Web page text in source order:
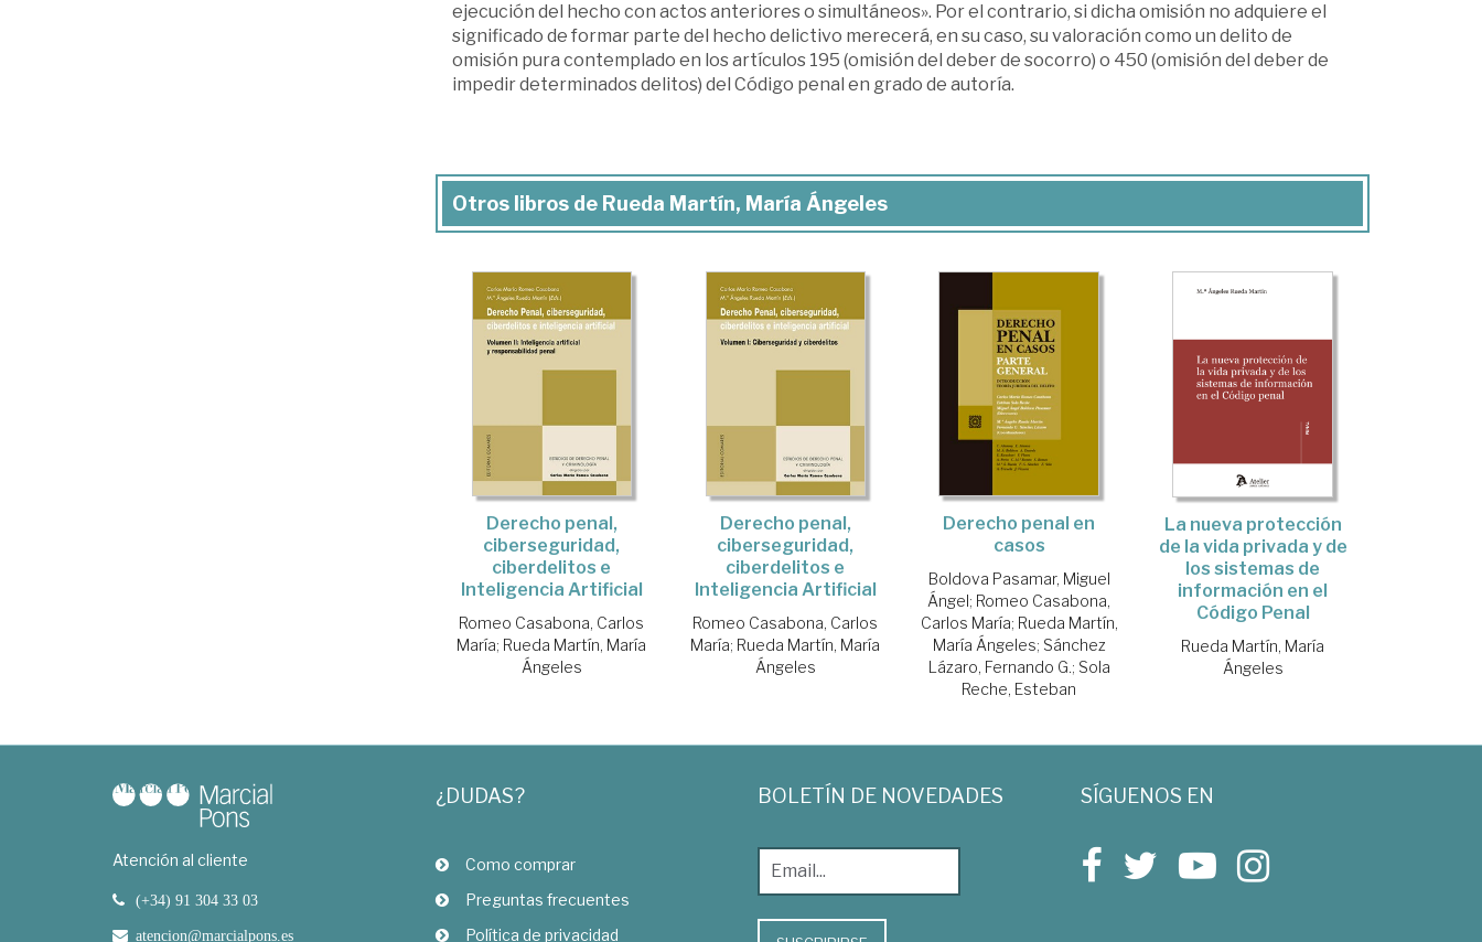
ejecución del hecho con actos anteriores o simultáneos». Por el contrario, si dicha omisión no adquiere el
significado de formar parte del hecho delictivo merecerá, en su caso, su valoración como un delito de
omisión pura contemplado en los artículos 195 (omisión del deber de socorro) o 450 (omisión del deber de
impedir determinados delitos) del Código penal en grado de autoría.
Otros libros de Rueda Martín, María Ángeles
Derecho penal,
ciberseguridad,
ciberdelitos e
Inteligencia Artificial
Romeo Casabona, Carlos
María; Rueda Martín, María
Ángeles
Derecho penal,
ciberseguridad,
ciberdelitos e
Inteligencia Artificial
Romeo Casabona, Carlos
María; Rueda Martín, María
Ángeles
Derecho penal en
casos
Boldova Pasamar, Miguel
Ángel ; Romeo Casabona,
Carlos María; Rueda Martín,
María Ángeles; Sánchez
Lázaro, Fernando G.; Sola
Reche, Esteban
La nueva protección
de la vida privada y de
los sistemas de
información en el
Código Penal
Rueda Martín, María
Ángeles
Atención al cliente
(+34) 91 304 33 03
atencion@marcialpons.es
¿DUDAS?
Como comprar
Preguntas frecuentes
Política de privacidad
BOLETÍN DE NOVEDADES SÍGUENOS EN